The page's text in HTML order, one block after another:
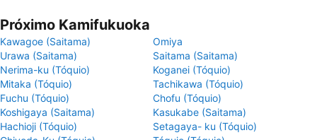
Próximo Kamifukuoka
Kawagoe (Saitama)
Omiya
Urawa (Saitama)
Saitama (Saitama)
Nerima-ku (Tóquio)
Koganei (Tóquio)
Mitaka (Tóquio)
Tachikawa (Tóquio)
Fuchu (Tóquio)
Chofu (Tóquio)
Koshigaya (Saitama)
Kasukabe (Saitama)
Hachioji (Tóquio)
Setagaya- ku (Tóquio)